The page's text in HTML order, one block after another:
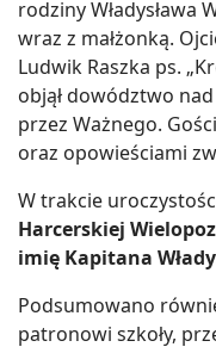
rodziny Władysława
wraz z małżonką.
Ludwik Raszka ps.
objął dowództwo
przez Ważnego.
oraz opowieściami
W trakcie
Harcerskiej
imię Kapitana
Podsumowano
patronowi szkoły,